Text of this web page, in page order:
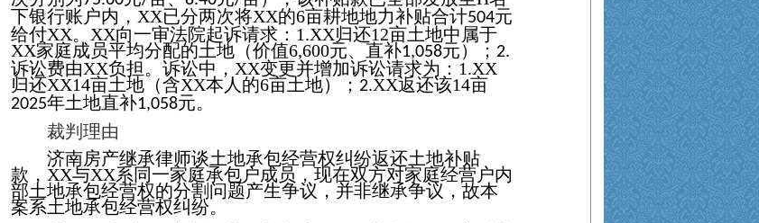
下银行账户内， XX已分两次将XX的6亩耕地地力补贴合计504元
给付XX。 XX向一审法院起诉请求： 1.XX归还12亩土地中属于
XX家庭成员平均分配的土地（价值6,600元、直补1,058元）； 2.
诉讼费由XX负担。诉讼中， XX变更并增加诉讼请求为： 1.XX
归还XX14亩土地（含XX本人的6亩土地）； 2.XX返还该14亩
2025年土地直补1,058元。
裁判理由
济南房产继承律师谈土地承包经营权纠纷返还土地补贴
款， XX与XX系同一家庭承包户成员，现在双方对家庭经营户内
部土地承包经营权的分割问题产生争议，并非继承争议，故本
案系土地承包经营权纠纷。